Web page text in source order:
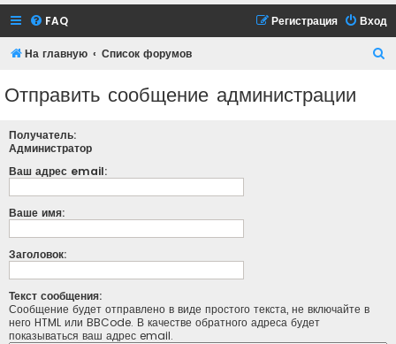
FAQ Вход
Регистрация
На главную Список форумов
Отправить сообщение администрации
Получатель:
Администратор
Ваш адрес email:
Ваше имя:
Заголовок:
Текст сообщения:
Сообщение будет отправлено в виде простого текста, не включайте в
него HTML или BBCode. В качестве обратного адреса будет
показываться ваш адрес email.